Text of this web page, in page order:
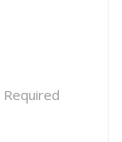
Required